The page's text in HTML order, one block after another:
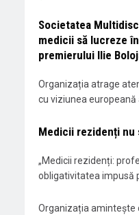
Societatea
medicii să lucreze
premierului Ilie
Organizația atrage
cu viziunea
Medicii rezidenți
„Medicii rezidenți:
obligativitatea impusă
Organizația amintește